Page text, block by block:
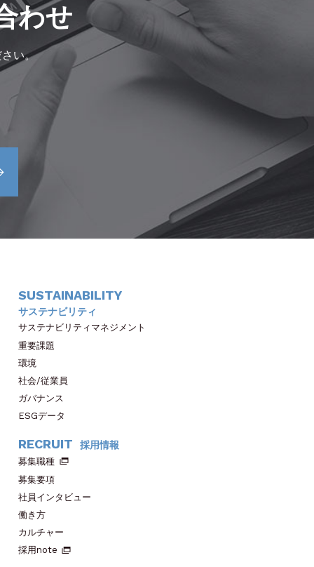
わせ
い。
SUSTAINABILITY
サステナビリティ
サステナビリティマネジメント
重要課題
環境
社会/従業員
ガバナンス
ESGデータ
RECRUIT 採用情報
募集職種
募集要項
社員インタビュー
働き方
カルチャー
採用note